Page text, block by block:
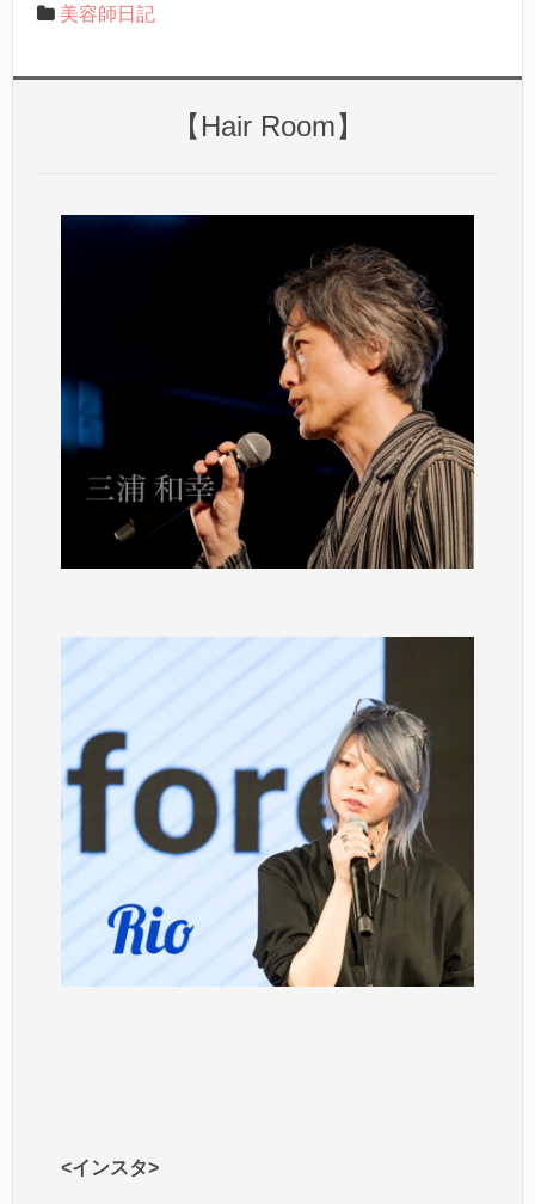
美容師日記
【Hair Room】
<インスタ>